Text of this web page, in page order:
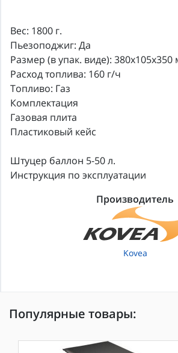
Вес: 1800 г.
Пьезоподжиг: Да
Размер (в упак. виде): 380x105x350
Расход топлива: 160 г/ч
Топливо: Газ
Комплектация
Газовая плита
Пластиковый кейс
Штуцер баллон 5-50 л.
Инструкция по эксплуатации
Производитель
Kovea
Популярные товары: